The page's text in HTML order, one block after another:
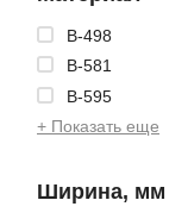
B-498
B-581
B-595
+ Показать еще
Ширина, мм